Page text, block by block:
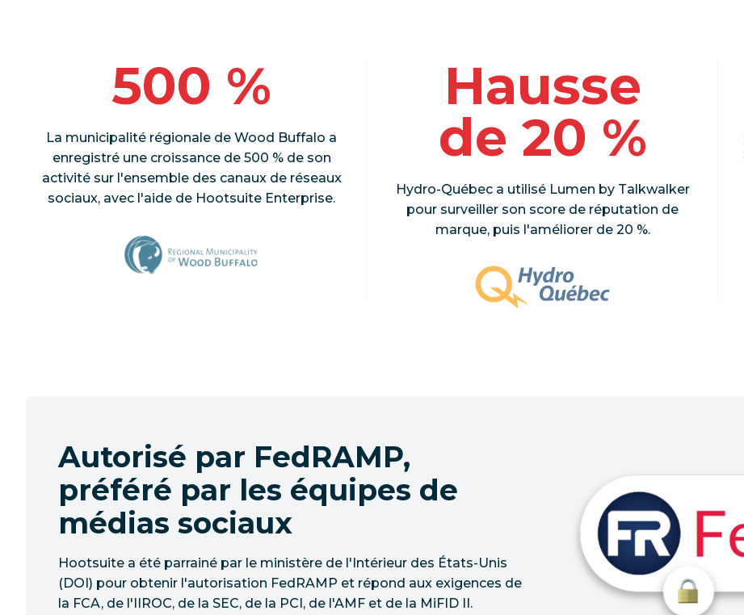
500 %
La municipalité régionale de Wood Buffalo a
enregistré une croissance de 500 % de son
activité sur l'ensemble des canaux de réseaux
sociaux, avec l'aide de Hootsuite Enterprise.
Hausse
de 20 %
Hydro-Québec a utilisé Lumen by Talkwalker
pour surveiller son score de réputation de
marque, puis l'améliorer de 20 %.
Autorisé par FedRAMP,
préféré par les équipes de
médias sociaux
Hootsuite a été parrainé par le ministère de l'Intérieur des États-Unis
(DOI) pour obtenir l'autorisation FedRAMP et répond aux exigences de
la FCA, de l'IIROC, de la SEC, de la PCI, de l'AMF et de la MiFID II.